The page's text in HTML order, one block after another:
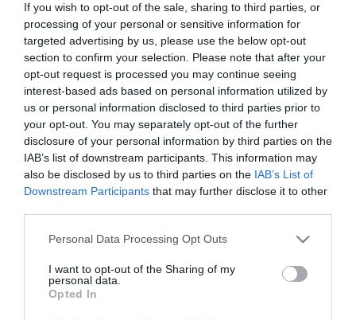
If you wish to opt-out of the sale, sharing to third parties, or
processing of your personal or sensitive information for
targeted advertising by us, please use the below opt-out
section to confirm your selection. Please note that after your
opt-out request is processed you may continue seeing
interest-based ads based on personal information utilized by
us or personal information disclosed to third parties prior to
your opt-out. You may separately opt-out of the further
disclosure of your personal information by third parties on the
IAB’s list of downstream participants. This information may
also be disclosed by us to third parties on the IAB’s List of
Downstream Participants that may further disclose it to other
Please note that this website/app uses one or more Google
not limited to your visit or usage behaviour. You may click to
grant or deny consent to Google and its third-party tags to
use your data for below specified purposes in below Google
Personal Data Processing Opt Outs
I want to opt-out of the Sharing of my
personal data.
Opted In
Κύπρο είναι τοΕλληνογερμανικόΕμπορικό
και Βιομηχανικό Επιμελητήριο.
Η έκθεση ήταν αρχικά προγραμματισμένη να
λάβει χώρα από τις 2 έως τις 6 Φεβρουαρίου
2022 και λόγω της έκτασης και των
συνεπειών της νέας μετάλλαξης Oμικρον της
Covid-19, η Spielwarenmesse eG αποφάσισε
η διοργάνωση να πραγματοποιηθεί, κατά το
ίδιο διάστημα, ψηφιακά. Στο πλαίσιο αυτό,
οι εκθέτες, οι ειδικοί λιανοπωλητές και οι
εκπρόσωποι των μέσων ενημέρωσης